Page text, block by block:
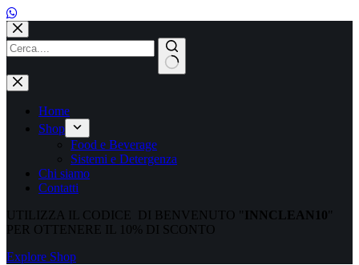
al
contenuto
Nessun
risultato
Home
Shop
Food e Beverage
Sistemi e Detergenza
Chi siamo
Contatti
UTILIZZA IL CODICE DI BENVENUTO " INNCLEAN10"
PER OTTENERE IL 10% DI SCONTO
Explore Shop